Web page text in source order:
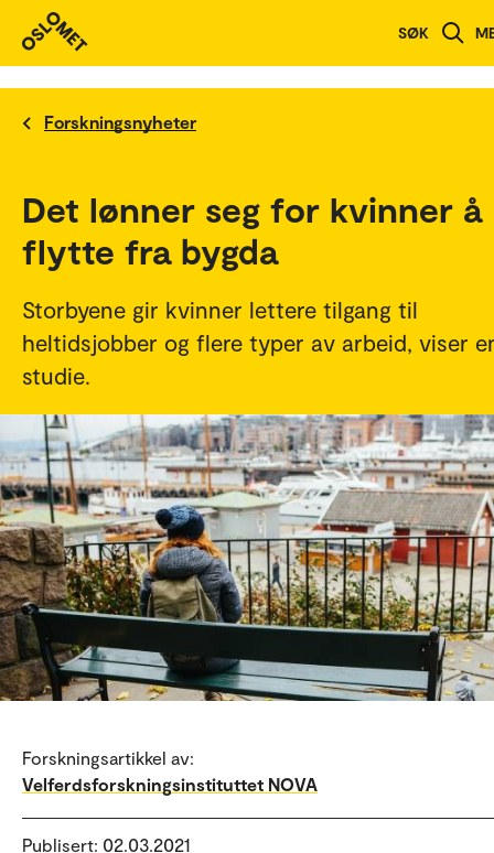
SØK
Forskningsnyheter
Det lønner seg for kvinner å
flytte fra bygda
Storbyene gir kvinner lettere tilgang til
heltidsjobber og flere typer av arbeid, viser
studie.
Forskningsartikkel av:
Velferdsforskningsinstituttet NOVA
Publisert: 02.03.2021